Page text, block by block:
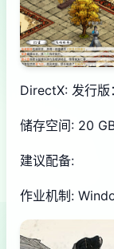
DirectX: 发行版
储存空间: 20
建议配备:
作业机制: